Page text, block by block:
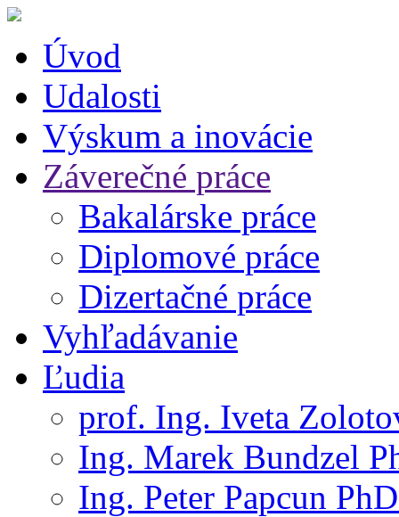
Úvod
Udalosti
Výskum a inovácie
Záverečné práce
Bakalárske práce
Diplomové práce
Dizertačné práce
Vyhľadávanie
Ľudia
prof. Ing. Iveta
Ing. Marek Bundzel
Ing. Peter Papcun